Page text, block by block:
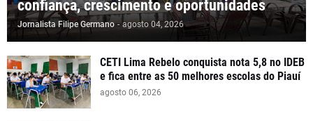
confiança, crescimento e oportunidades
Jornalista Filipe Germano - agosto 04, 2026
CETI Lima Rebelo conquista nota 5,8 no IDEB
e fica entre as 50 melhores escolas do Piauí
agosto 06, 2026